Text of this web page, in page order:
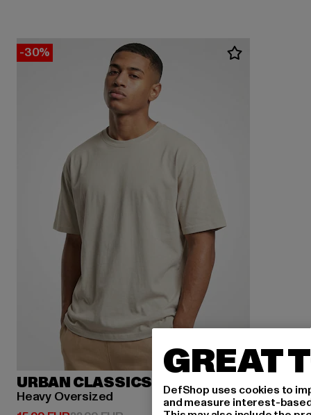
-30%
URBAN CLASSICS
Heavy Oversized
GREAT
DefShop uses cookies to
and measure interest-